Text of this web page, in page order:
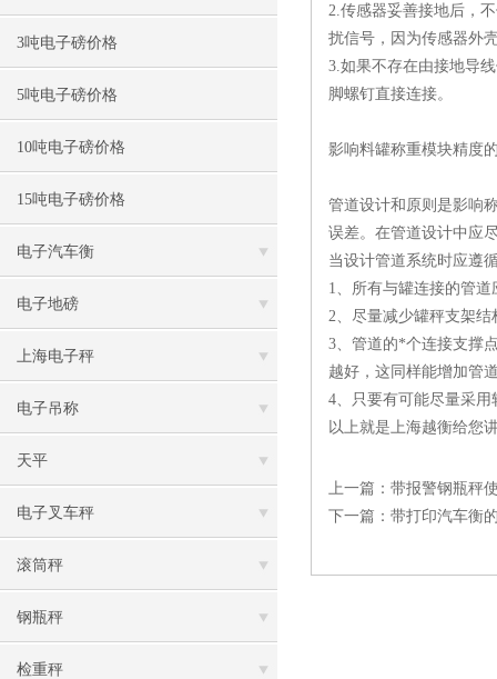
3吨电子磅价格
5吨电子磅价格
10吨电子磅价格
15吨电子磅价格
电子汽车衡
电子地磅
上海电子秤
电子吊称
天平
电子叉车秤
滚筒秤
钢瓶秤
检重秤
2.传感器妥善接地后，
扰信号，因为传感器外
3.如果不存在由接地导
脚螺钉直接连接。
影响料罐称重模块精度
管道设计和原则是影响
误差。在管道设计中应
当设计管道系统时应遵
1、所有与罐连接的管
2、尽量减少罐秤支架
3、管道的*个连接支撑
越好，这同样能增加管
4、只要有可能尽量采用
以上就是上海越衡给您
上一篇： 带报警钢瓶秤
下一篇： 带打印汽车衡